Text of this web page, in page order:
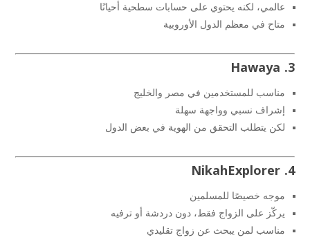
عالمي، لكنه يحتوي على حسابات سطحية أحيانًا
متاح في معظم الدول الأوروبية
3. Hawaya
مناسب للمستخدمين في مصر والخليج
إشراف نسبي وواجهة سهلة
لكن يتطلب التحقق من الهوية في بعض الدول
4. NikahExplorer
موجه خصيصًا للمسلمين
يركّز على الزواج فقط، دون دردشة أو ترفيه
مناسب لمن يبحث عن زواج تقليدي